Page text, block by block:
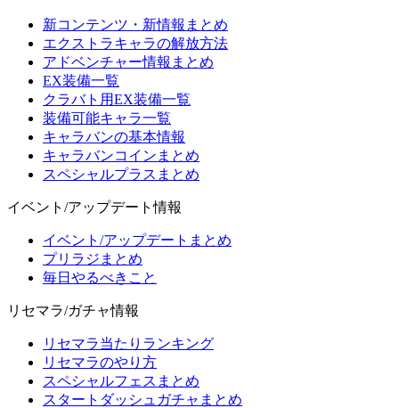
新コンテンツ・新情報まとめ
エクストラキャラの解放方法
アドベンチャー情報まとめ
EX装備一覧
クラバト用EX装備一覧
装備可能キャラ一覧
キャラバンの基本情報
キャラバンコインまとめ
スペシャルプラスまとめ
イベント/アップデート情報
イベント/アップデートまとめ
プリラジまとめ
毎日やるべきこと
リセマラ/ガチャ情報
リセマラ当たりランキング
リセマラのやり方
スペシャルフェスまとめ
スタートダッシュガチャまとめ